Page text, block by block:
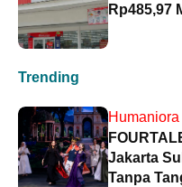
Rp485,97
Trending
Humaniora
Jakarta
Tanpa